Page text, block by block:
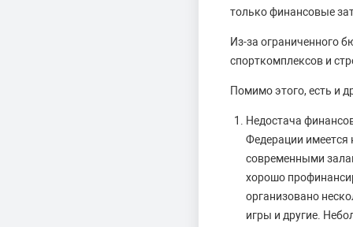
только финансовые
Из-за ограниченного
спорткомплексов и
Помимо этого, есть и
Недостача
Федерации имеется
современными
хорошо
организовано
игры и другие.